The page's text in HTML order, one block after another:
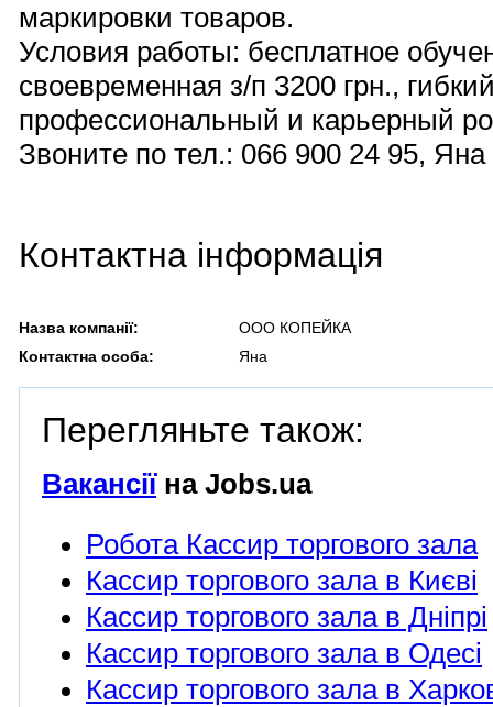
маркировки товаров.
Условия работы: бесплатное
своевременная з/п 3200 грн.,
профессиональный и карьерный
Звоните по тел.: 066 900 24 95, Яна
Контактна інформація
Назва компанії:
ООО КОПЕЙКА
Контактна особа:
Яна
Перегляньте також:
Вакансіїна Jobs.ua
Робота Кассир торгового зала
Кассир торгового зала в Києві
Кассир торгового зала в Дніпрі
Кассир торгового зала в Одесі
Кассир торгового зала в